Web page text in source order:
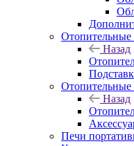
Отопительные
Назад
Отопительные
Назад
Печи